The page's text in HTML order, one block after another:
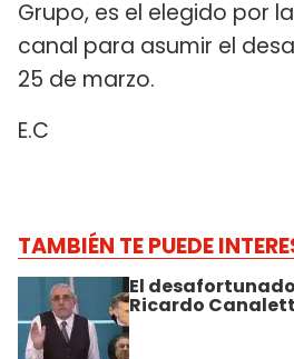
Grupo, es el elegido por
canal para asumir el
25 de marzo.
E.C
TAMBIÉN TE PUEDE
El
Ricardo